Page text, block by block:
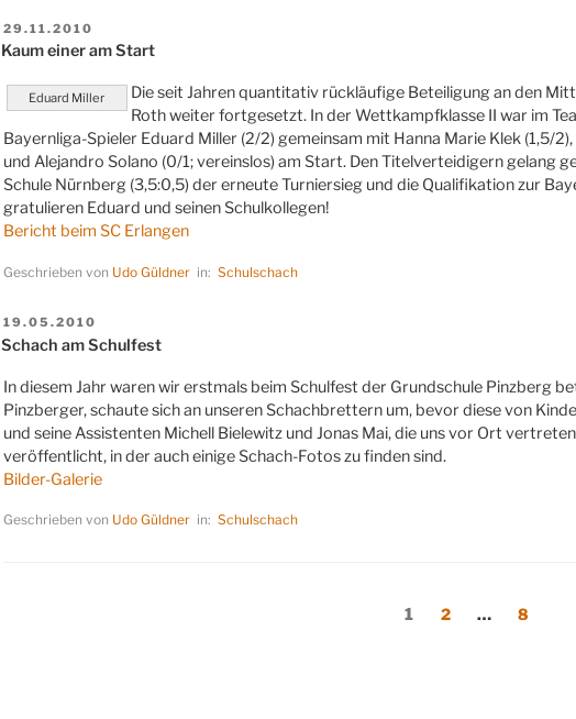
VERÖFFENTLICHT
AM
29.11.2010
Kaum einer am Start
Eduard Miller
Die seit Jahren quantitativ rückläufige Beteiligung an den
Roth weiter fortgesetzt. In der Wettkampfklasse II war im
Bayernliga-Spieler Eduard Miller (2/2) gemeinsam mit Hanna Marie Klek (1,5/
und Alejandro Solano (0/1; vereinslos) am Start. Den Titelverteidigern gelang
Schule Nürnberg (3,5:0,5) der erneute Turniersieg und die Qualifikation zur
gratulieren Eduard und seinen Schulkollegen!
Bericht beim SC Erlangen
Geschrieben von Udo Güldnerin: Schulschach
VERÖFFENTLICHT
AM
19.05.2010
Schach am Schulfest
In diesem Jahr waren wir erstmals beim Schulfest der Grundschule Pinzberg
Pinzberger, schaute sich an unseren Schachbrettern um, bevor diese von
und seine Assistenten Michell Bielewitz und Jonas Mai, die uns vor Ort
veröffentlicht, in der auch einige Schach-Fotos zu finden sind.
Bilder-Galerie
Geschrieben von Udo Güldnerin: Schulschach
Seite
1 Seite
2 … Seite
8